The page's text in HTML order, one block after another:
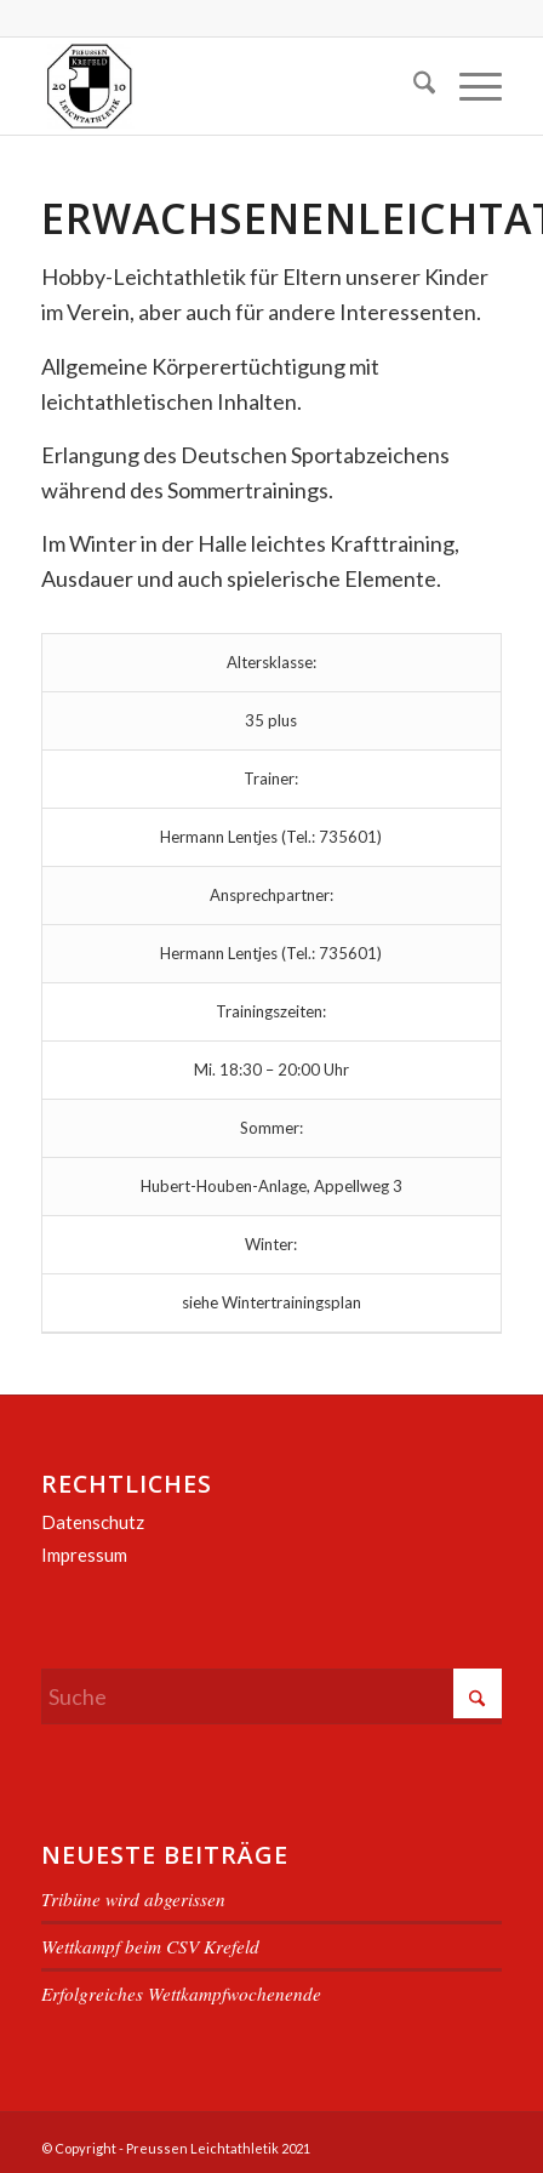
Hobby-Leichtathletik für Eltern unserer Kinder
im Verein, aber auch für andere Interessenten.
Allgemeine Körperertüchtigung mit
leichtathletischen Inhalten.
Erlangung des Deutschen Sportabzeichens
während des Sommertrainings.
Im Winter in der Halle leichtes Krafttraining,
Ausdauer und auch spielerische Elemente.
Altersklasse:
35 plus
Trainer:
Hermann Lentjes (Tel.: 735601)
Ansprechpartner:
Hermann Lentjes (Tel.: 735601)
Trainingszeiten:
Mi. 18:30 – 20:00 Uhr
Sommer:
Hubert-Houben-Anlage, Appellweg 3
Winter:
siehe Wintertrainingsplan
RECHTLICHES
Datenschutz
Impressum
NEUESTE BEITRÄGE
Tribüne wird abgerissen
Wettkampf beim CSV Krefeld
Erfolgreiches Wettkampfwochenende
© Copyright - Preussen Leichtathletik 2021